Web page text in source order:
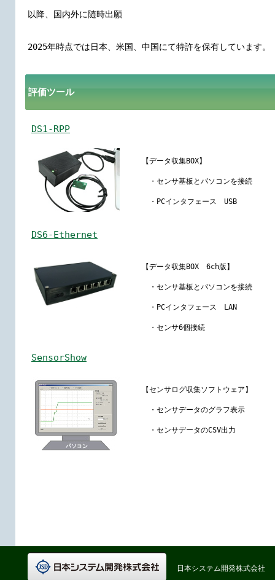
以降、国内外に随時出願
2025年時点では日本、米国、中国にて特許を保有しています。
評価ツール
DS1-RPP
【データ収集BOX】
・センサ基板とパソコンを接続
・PCインタフェース USB
DS6-Ethernet
【データ収集BOX 6ch版】
・センサ基板とパソコンを接続
・PCインタフェース LAN
・センサ6個接続
SensorShow
【センサログ収集ソフトウェア】
・センサデータのグラフ表示
・センサデータのCSV出力
日本システム開発株式会社